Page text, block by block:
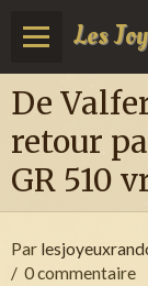
De
retour
GR 510
Par
0 commentaire